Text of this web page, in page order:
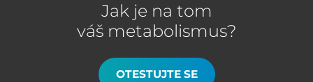
Jak je na tom
váš metabolismus?
OTESTUJTE SE